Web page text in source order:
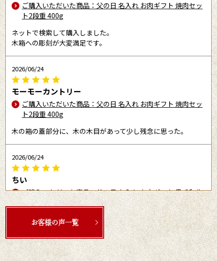
ご購入いただいた商品：父の日 名入れ お肉ギフト 焼肉セッ
ト2段重 400g
ネットで検索して購入しました。
木箱への彫刻が大変満足です。
2026/06/24
モーモーカントリー
ご購入いただいた商品：父の日 名入れ お肉ギフト 焼肉セッ
ト2段重 400g
木の箱の蓋部分に、木の木目があって少し残念に思った。
2026/06/24
ちい
ご購入いただいた商品：父の日 名入れ お肉ギフト 黒毛和牛
しぐれ煮 瓶 90g×2個
義父に大変喜んでいただけました。ありがとうございます。
2026/06/23
お客様の声一覧